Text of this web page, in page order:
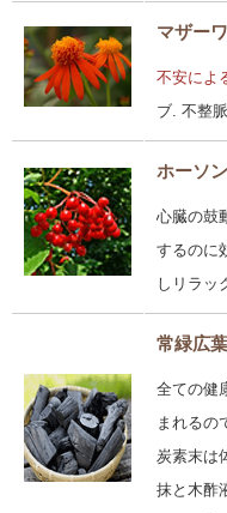
マザー
不安によ
ブ. 不整
ホーソン
心臓の鼓
するのに
しリラッ
常緑広
全ての健
まれるの
炭素末は
抹と木酢